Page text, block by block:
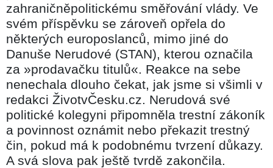
zahraničněpolitickému směřování vlády. Ve
svém příspěvku se zároveň opřela do
některých europoslanců, mimo jiné do
Danuše Nerudové (STAN), kterou označila
za »prodavačku titulů«. Reakce na sebe
nenechala dlouho čekat, jak jsme si všimli v
redakci ŽivotvČesku.cz. Nerudová své
politické kolegyni připomněla trestní zákoník
a povinnost oznámit nebo překazit trestný
čin, pokud má k podobnému tvrzení důkazy.
A svá slova pak ještě tvrdě zakončila.